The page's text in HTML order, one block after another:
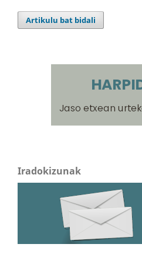
Artikulu bat bidali
Iradokizunak